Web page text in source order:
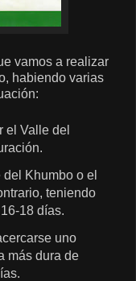
vamos a realizar
habiendo varias
el Valle del
Khumbo o el
teniendo
18 días.
uno
más dura de